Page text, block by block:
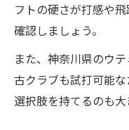
フトの硬さが打感や
確認しましょう。
また、神奈川県のウ
古クラブも試打可能
選択肢を持てるのも大